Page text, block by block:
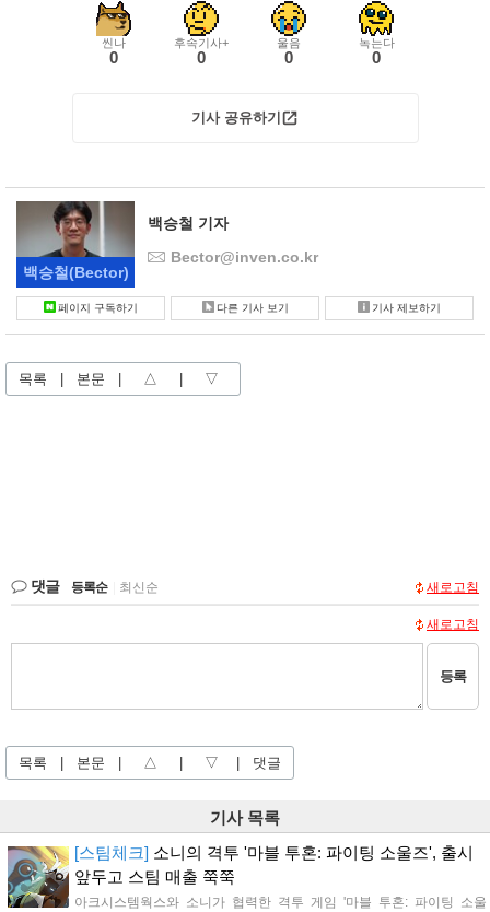
씬나
0
후속기사+
0
울음
0
녹는다
0
기사 공유하기
백승철(Bector)
백승철 기자
Bector@inven.co.kr
페이지 구독하기 다른 기사 보기 기사 제보하기
목록 | 본문 | △ | ▽
댓글 등록순 최신순 새로고침
새로고침
등록
목록 | 본문 | △ | ▽ | 댓글
기사 목록
[스팀체크] 소니의 격투 '마블 투혼: 파이팅 소울즈', 출시
앞두고 스팀 매출 쭉쭉
아크시스템웍스와 소니가 협력한 격투 게임 '마블 투혼: 파이팅 소울